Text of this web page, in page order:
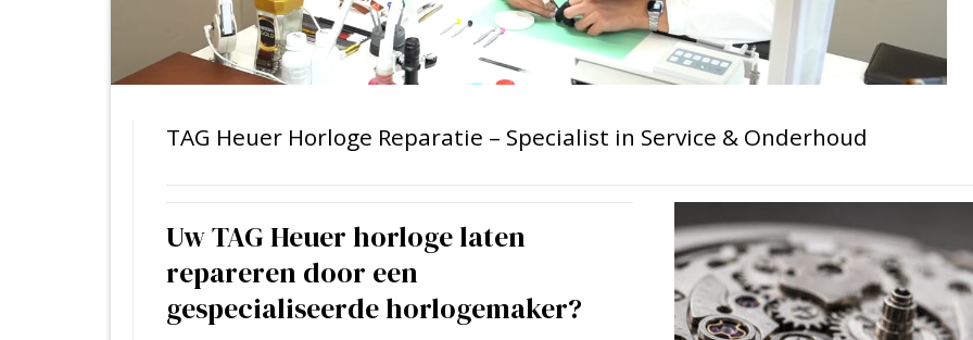
TAG Heuer Horloge Reparatie – Specialist in Service & Onderhoud
Uw TAG Heuer horloge laten
repareren door een
gespecialiseerde horlogemaker?